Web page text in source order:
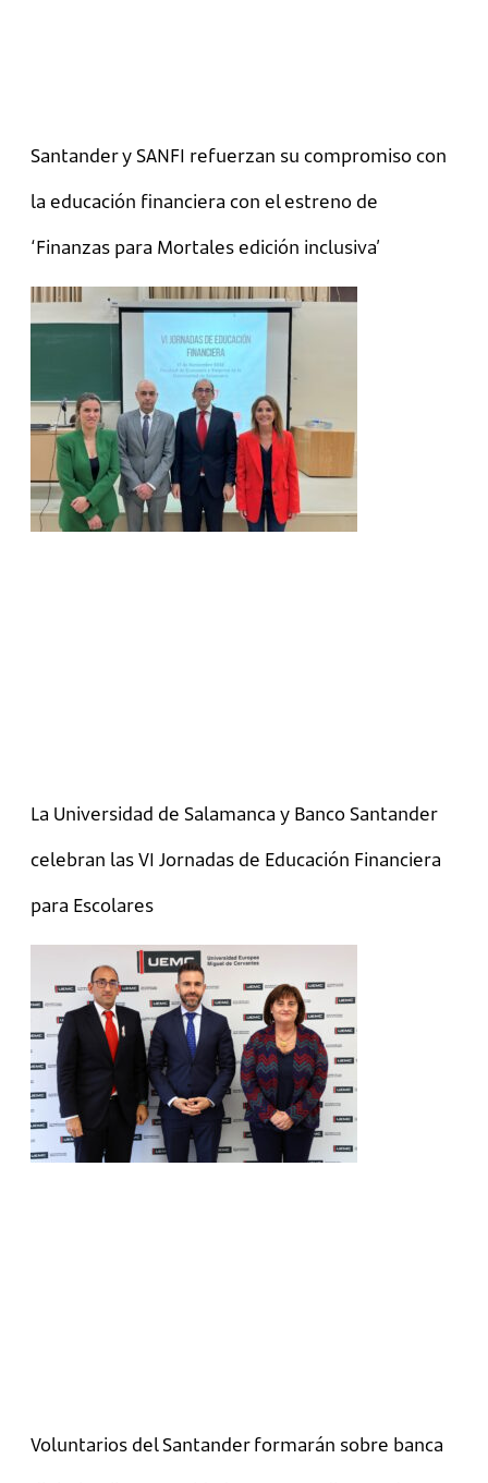
Santander y SANFI refuerzan su compromiso con
la educación financiera con el estreno de
‘Finanzas para Mortales edición inclusiva’
La Universidad de Salamanca y Banco Santander
celebran las VI Jornadas de Educación Financiera
para Escolares
Voluntarios del Santander formarán sobre banca